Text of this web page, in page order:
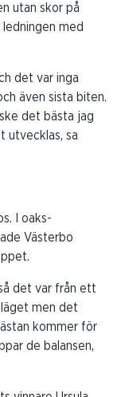
utan skor på
med
det var inga
även sista biten.
det bästa jag
utvecklas, sa
I oaks-
Västerbo
det var från ett
men det
kommer för
de balansen,